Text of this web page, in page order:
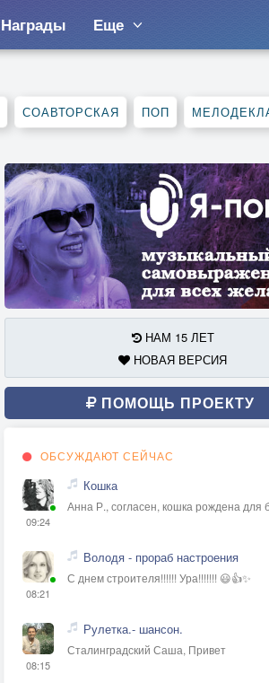
Награды Еще
СОАВТОРСКАЯ ПОП
НАМ 15 ЛЕТ
НОВАЯ ВЕРСИЯ
ПОМОЩЬ ПРОЕКТУ
ОБСУЖДАЮТ СЕЙЧАС
09:24
Кошка
Анна Р., согласен, кошка рождена для
08:21
Володя - прораб настроения
С днем строителя!!!!!! Ура!!!!!!! 😃👍✨
08:15
Рулетка.- шансон.
Сталинградский Саша, Привет